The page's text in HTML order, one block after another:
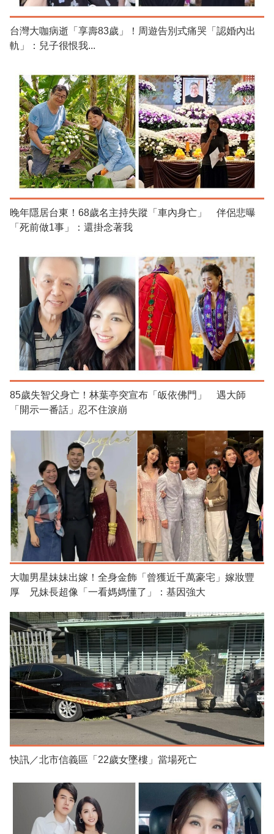
台灣大咖病逝「享壽83歲」！周遊告別式痛哭「認婚內出
軌」：兒子很恨我...
晚年隱居台東！68歲名主持失蹤「車內身亡」 伴侶悲曝
「死前做1事」：還掛念著我
85歲失智父身亡！林葉亭突宣布「皈依佛門」 遇大師
「開示一番話」忍不住淚崩
大咖男星妹妹出嫁！全身金飾「曾獲近千萬豪宅」嫁妝豐
厚 兄妹長超像「一看媽媽懂了」：基因強大
快訊／北市信義區「22歲女墜樓」當場死亡